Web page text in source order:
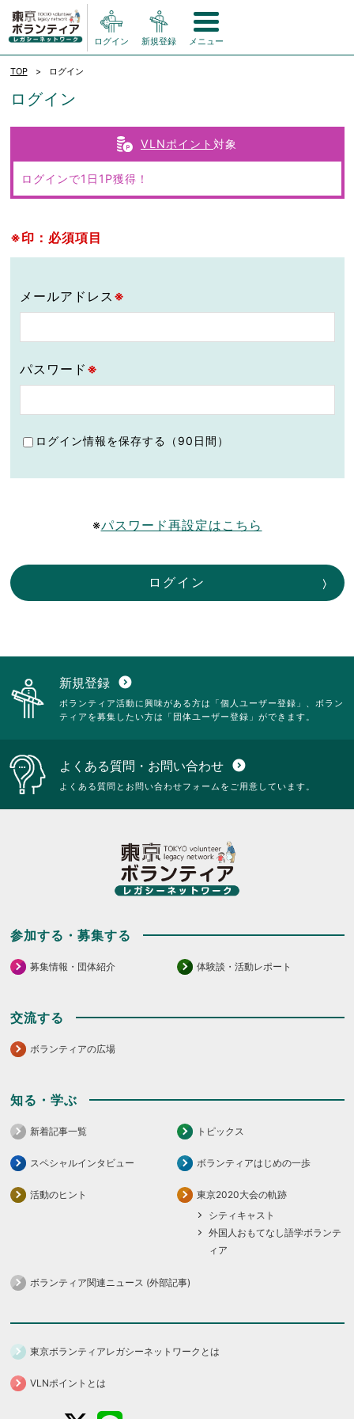
ログイン 新規登録 メニュー
TOP ログイン
ログイン
VLNポイント 対象
ログインで1日1P獲得！
※印：必須項目
メールアドレス ※
パスワード ※
ログイン情報を保存する（90日間）
※パスワード再設定はこちら
ログイン
新規登録 expand_circle_down
ボランティア活動に興味がある方は「個人ユーザー登録」、ボラン
ティアを募集したい方は「団体ユーザー登録」ができます。
よくある質問・お問い合わせ expand_circle_down
よくある質問とお問い合わせフォームをご用意しています。
参加する・募集する
募集情報・団体紹介 体験談・活動レポート
交流する
ボランティアの広場
知る・学ぶ
新着記事一覧 トピックス
スペシャルインタビュー ボランティアはじめの一歩
活動のヒント
東京2020大会の軌跡
シティキャスト
外国人おもてなし語学ボランテ
ィア
ボランティア関連ニュース (外部記事)
東京ボランティアレガシーネットワークとは
VLNポイントとは